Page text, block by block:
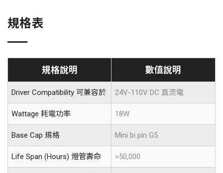
規格表
規格說明 數值說明
Driver Compatibility 可兼容於 24V-110V DC 直流電
Wattage 耗電功率 18W
Base Cap 規格 Mini bi pin G5
Life Span (Hours) 燈管壽命 >50,000